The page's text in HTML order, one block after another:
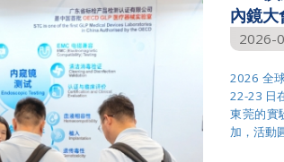
內鏡大
2026-
2026 全
22-23 日
東莞的實
加，活動